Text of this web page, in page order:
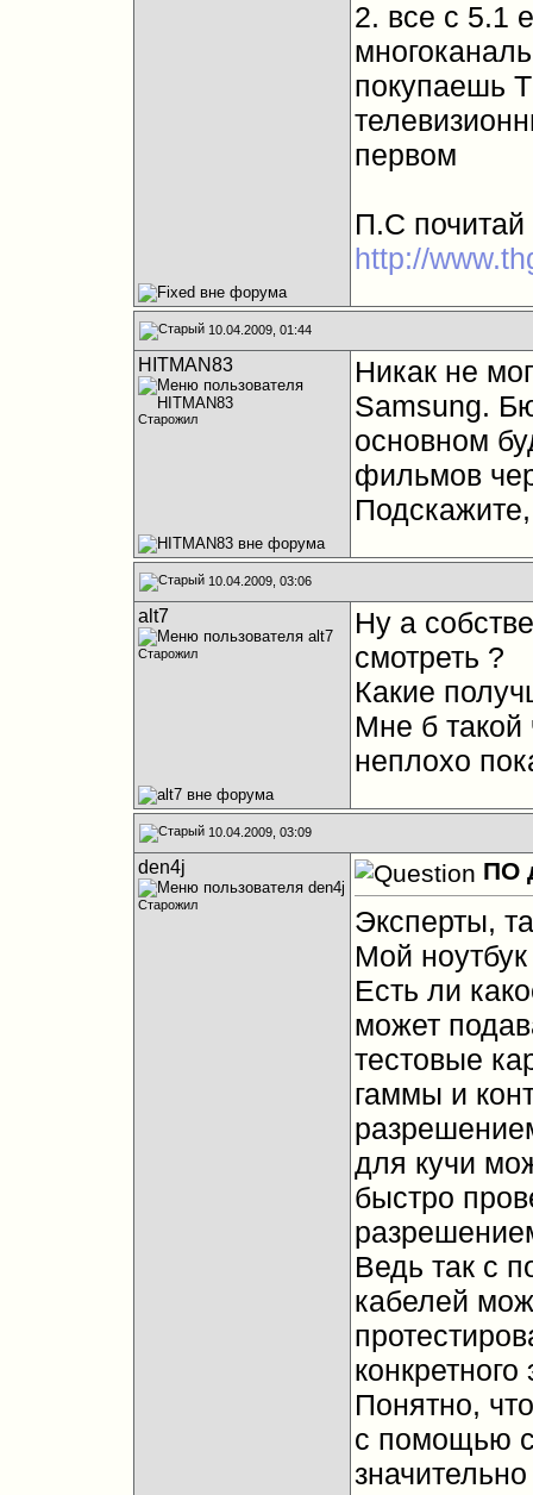
2. все с 5.1
покупаешь
первом
П.С почитай
http://
10.04.2009, 01:44
HITMAN83
Старожил
Никак не
Samsung.
основном
фильмов
10.04.2009, 03:06
alt7
Старожил
Ну а
смотреть ?
Какие
Мне б такой
неплохо
10.04.2009, 03:09
den4j
Старожил
ПО
Эксперты,
Мой
Есть ли
может
тестовые
гаммы и
для кучи
быстро
Ведь так с
кабелей
Понятно,
с помощью